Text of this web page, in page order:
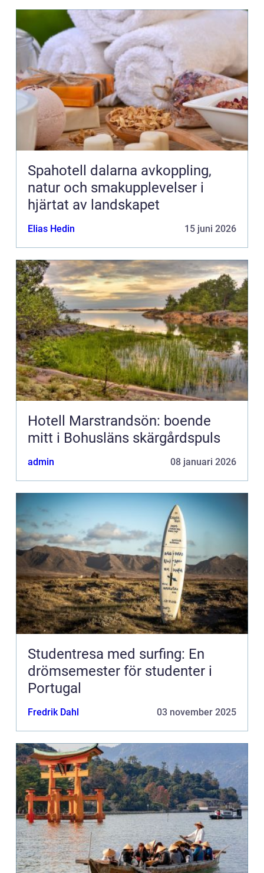
Spahotell dalarna avkoppling,
natur och smakupplevelser i
hjärtat av landskapet
Elias Hedin 15 juni 2026
Hotell Marstrandsön: boende
mitt i Bohusläns skärgårdspuls
admin 08 januari 2026
Studentresa med surfing: En
drömsemester för studenter i
Portugal
Fredrik Dahl 03 november 2025